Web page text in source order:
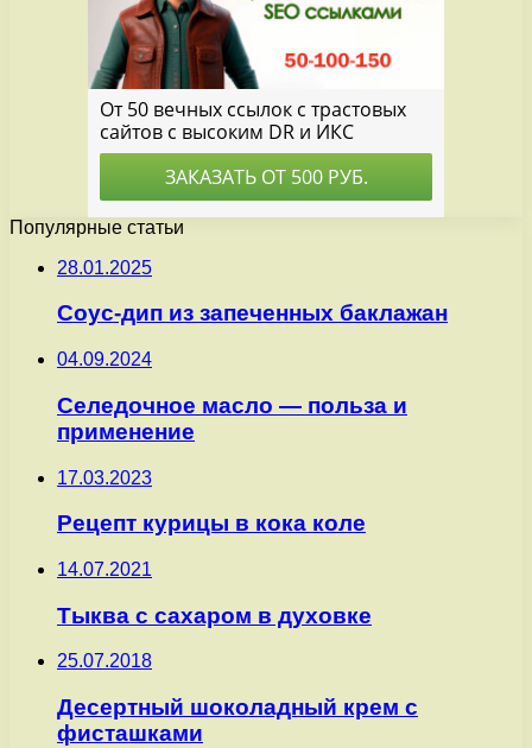
Популярные статьи
28.01.2025
Соус-дип из запеченных баклажан
04.09.2024
Селедочное масло — польза и
применение
17.03.2023
Рецепт курицы в кока коле
14.07.2021
Тыква с сахаром в духовке
25.07.2018
Десертный шоколадный крем с
фисташками